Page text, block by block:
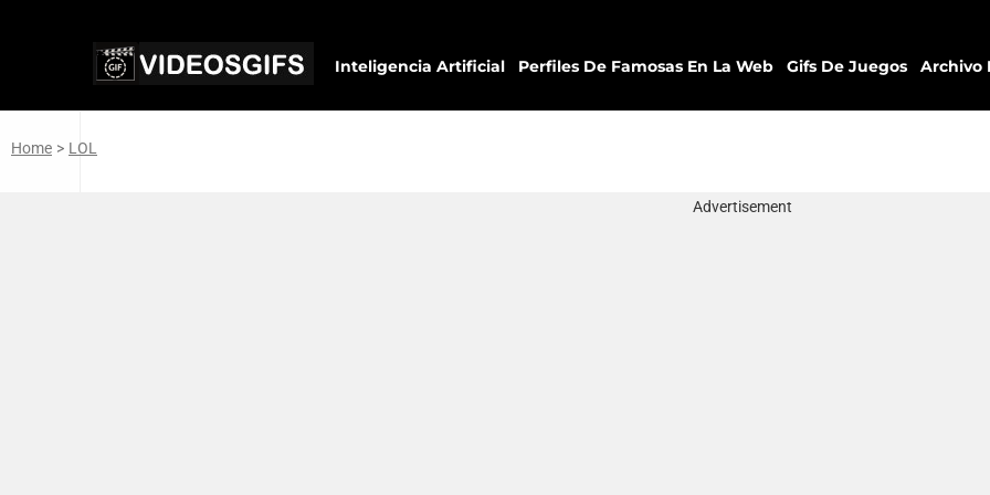
Inteligencia Artificial Perfiles De Famosas En La Web Gifs De Juegos Archivo
Home > LOL
Advertisement